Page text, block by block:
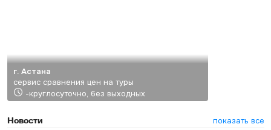
г. Астана
сервис сравнения цен на туры
-круглосуточно, без выходных
Новости
показать все